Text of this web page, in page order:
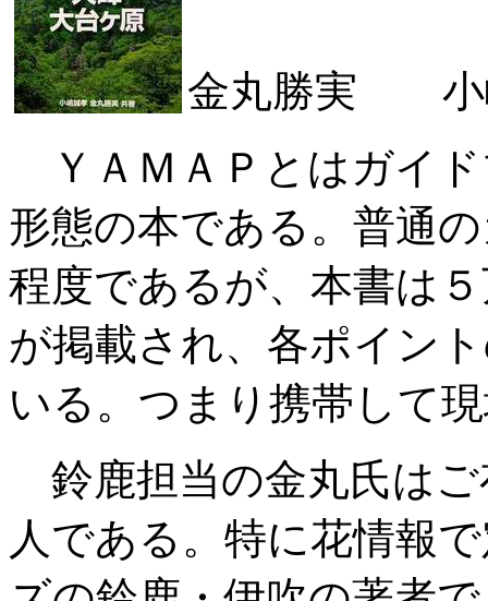
金丸勝実
ＹＡＭＡＰとはガイ
形態の本である。普通
程度であるが、本書は
が掲載され、各ポイン
いる。つまり携帯して
鈴鹿担当の金丸氏はご
人である。特に花情報